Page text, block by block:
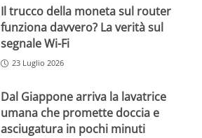
Il trucco della moneta sul router
funziona davvero? La verità sul
segnale Wi-Fi
23 Luglio 2026
Dal Giappone arriva la lavatrice
umana che promette doccia e
asciugatura in pochi minuti